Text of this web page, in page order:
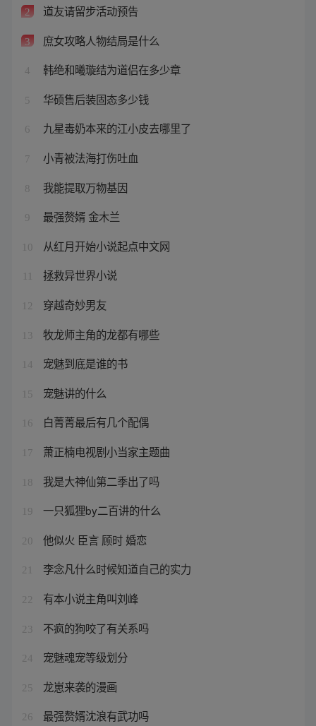
2 道友请留步活动预告
3 庶女攻略人物结局是什么
4 韩绝和曦璇结为道侣在多少章
5 华硕售后装固态多少钱
6 九星毒奶本来的江小皮去哪里了
7 小青被法海打伤吐血
8 我能提取万物基因
9 最强赘婿 金木兰
10 从红月开始小说起点中文网
拯救异世界小说
12 穿越奇妙男友
13 牧龙师主角的龙都有哪些
14 宠魅到底是谁的书
15 宠魅讲的什么
16 白菁菁最后有几个配偶
17 萧正楠电视剧小当家主题曲
18 我是大神仙第二季出了吗
19 一只狐狸by二百讲的什么
20 他似火 臣言 顾时 婚恋
21 李念凡什么时候知道自己的实力
22 有本小说主角叫刘峰
23 不疯的狗咬了有关系吗
24 宠魅魂宠等级划分
25 龙崽来袭的漫画
26 最强赘婿沈浪有武功吗